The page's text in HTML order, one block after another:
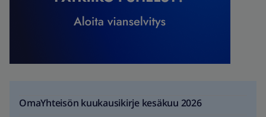
OmaYhteisön kuukausikirje kesäkuu 2026